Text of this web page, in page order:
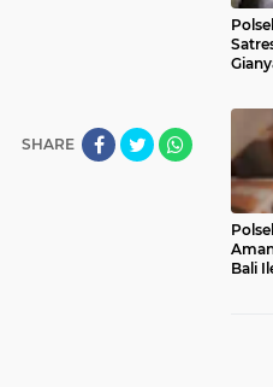
SHARE
Bali